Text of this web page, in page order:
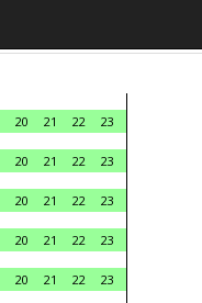
20 21 22
23
20 21 22
23
20 21 22
23
20 21 22
23
20 21 22
23